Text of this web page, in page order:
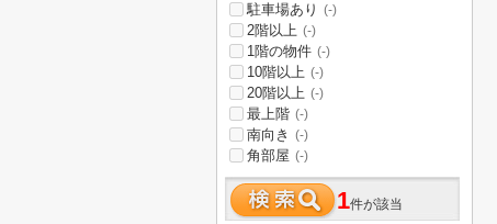
駐車場あり (-)
2階以上 (-)
1階の物件 (-)
10階以上 (-)
20階以上 (-)
最上階 (-)
南向き (-)
角部屋 (-)
1件が該当